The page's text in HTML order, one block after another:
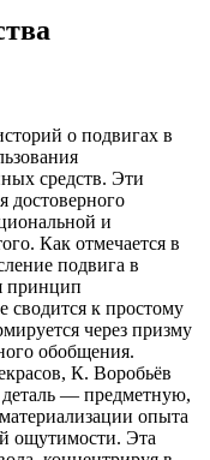
о подвигах в
средств. Эти
достоверного
и
Как отмечается в
подвига в
принцип
сводится к простому
через призму
обобщения.
К. Воробьёв
— предметную,
опыта
ощутимости. Эта